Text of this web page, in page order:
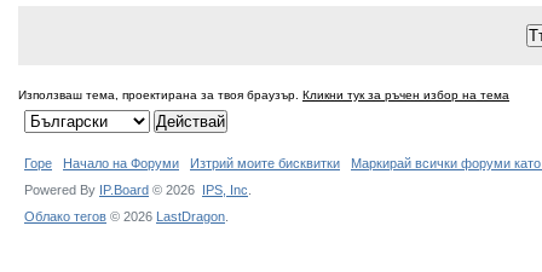
Използваш тема, проектирана за твоя браузър. Кликни тук за ръчен избор на тема
Горе Начало на Форуми Изтрий моите бисквитки
Маркирай всички форуми
Powered By IP.Board © 2026 IPS, Inc
Облако тегов © 2026 LastDragon